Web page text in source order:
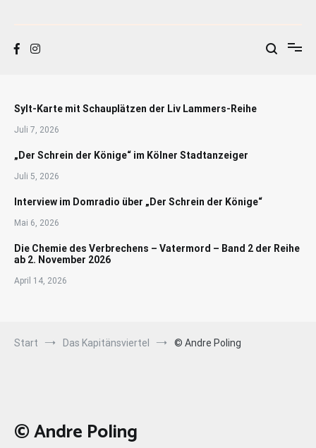
Sylt-Karte mit Schauplätzen der Liv Lammers-Reihe
Juli 7, 2026
„Der Schrein der Könige“ im Kölner Stadtanzeiger
Juli 5, 2026
Interview im Domradio über „Der Schrein der Könige“
Mai 6, 2026
Die Chemie des Verbrechens – Vatermord – Band 2 der Reihe
ab 2. November 2026
April 14, 2026
Start Das Kapitänsviertel © Andre Poling
© Andre Poling